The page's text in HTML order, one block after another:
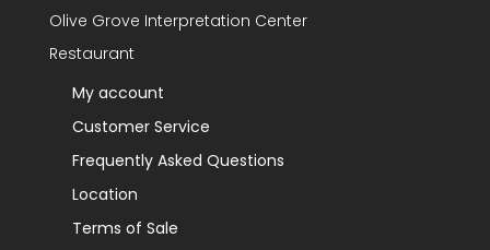
Olive Grove Interpretation Center
Restaurant
My account
Customer Service
Frequently Asked Questions
Location
Terms of Sale